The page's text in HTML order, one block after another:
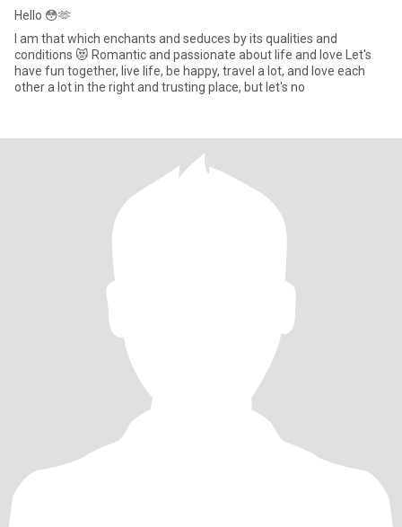
Hello 😳🫶
I am that which enchants and seduces by its qualities and
conditions 😻 Romantic and passionate about life and love Let's
have fun together, live life, be happy, travel a lot, and love each
other a lot in the right and trusting place, but let's no